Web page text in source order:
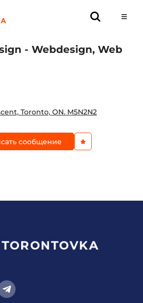
- Webdesign, Web
Toronto, ON. M5N2N2
сообщение